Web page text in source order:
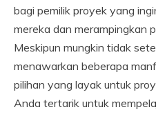
bagi pemilik proyek yang
mereka dan merampingkan
Meskipun mungkin tidak
menawarkan beberapa
pilihan yang layak untuk
Anda tertarik untuk